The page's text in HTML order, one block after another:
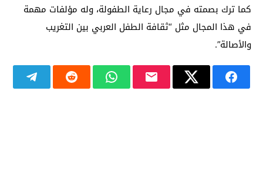
كما ترك بصمته في مجال رعاية الطفولة، وله مؤلفات مهمة
في هذا المجال مثل “ثقافة الطفل العربي بين التغريب
والأصالة”.